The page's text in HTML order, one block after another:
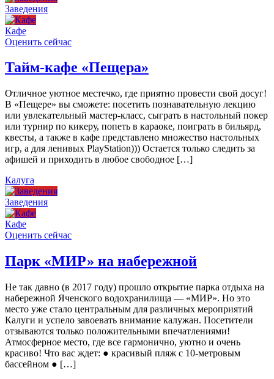
Заведения
Кафе
Оценить сейчас
Тайм-кафе «Пещера»
Отличное уютное местечко, где приятно провести свой досуг!
В «Пещере» вы сможете: посетить познавательную лекцию
или увлекательный мастер-класс, сыграть в настольный покер
или турнир по кикеру, попеть в караоке, поиграть в бильярд,
квесты, а также в кафе представлено множество настольных
игр, а для ленивых PlayStation))) Остается только следить за
афишей и приходить в любое свободное […]
Калуга
Заведения
Кафе
Оценить сейчас
Парк «МИР» на набережной
Не так давно (в 2017 году) прошло открытие парка отдыха на
набережной Яченского водохранилища — «МИР». Но это
место уже стало центральным для различных мероприятий
Калуги и успело завоевать внимание калужан. Посетители
отзываются только положительными впечатлениями!
Атмосферное место, где все гармонично, уютно и очень
красиво! Что вас ждет: ● красивый пляж с 10-метровым
бассейном ● […]